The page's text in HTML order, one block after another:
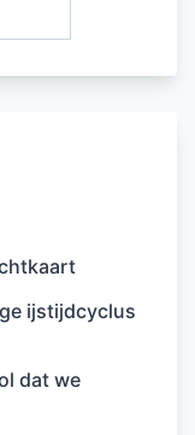
ijstijdcyclus
dat we